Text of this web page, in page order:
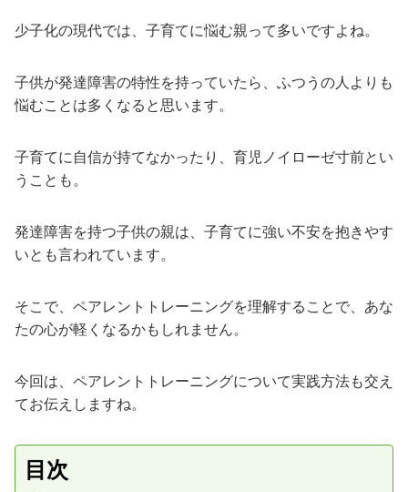
少子化の現代では、子育てに悩む親って多いですよね。
子供が発達障害の特性を持っていたら、ふつうの人よりも
悩むことは多くなると思います。
子育てに自信が持てなかったり、育児ノイローゼ寸前とい
うことも。
発達障害を持つ子供の親は、子育てに強い不安を抱きやす
いとも言われています。
そこで、ペアレントトレーニングを理解することで、あな
たの心が軽くなるかもしれません。
今回は、ペアレントトレーニングについて実践方法も交え
てお伝えしますね。
目次